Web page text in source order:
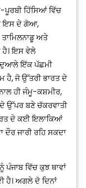
ਹਿੱਸਿਆਂ ਵਿੱਚ
ਇਸ ਦੇ ਗੋਆ,
ਅਤੇ
ਹੈ। ਇਸ ਵੇਲੇ
ਇੱਕ ਪੱਛਮੀ
ਹੈ, ਜੋ ਉੱਤਰੀ ਭਾਰਤ ਦੇ
ਹੀ ਜੰਮੂ-ਕਸ਼ਮੀਰ,
ਉੱਪਰ ਬਣੇ ਚੱਕਰਵਾਤੀ
ਦੇ ਕਈ ਇਲਾਕਿਆਂ
ਦੌਰ ਜਾਰੀ ਰਹਿ ਸਕਦਾ
ਪੰਜਾਬ ਵਿੱਚ ਕੁਝ ਥਾਵਾਂ
ਹੈ। ਅਗਲੇ ਦੋ ਦਿਨਾਂ